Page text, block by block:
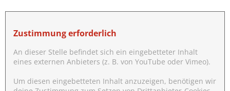
Zustimmung erforderlich
An dieser Stelle befindet sich ein eingebetteter Inhalt
eines externen Anbieters (z. B. von YouTube oder Vimeo).
Um diesen eingebetteten Inhalt anzuzeigen, benötigen wir